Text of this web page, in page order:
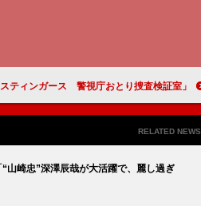
「スティンガース 警視庁おとり捜査検証室」「今回もスティンガースチーム最高だった」「乾さん（藤井流星）すっかり犬扱いが定着していて面白い」
RELATED NEWS
山崎忠”深澤辰哉が大活躍で、麗し過ぎ